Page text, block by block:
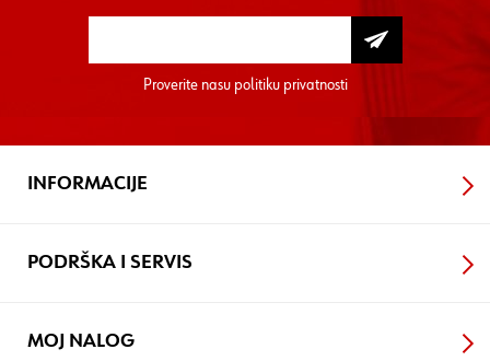
Proverite nasu politiku privatnosti
INFORMACIJE
PODRŠKA I SERVIS
MOJ NALOG